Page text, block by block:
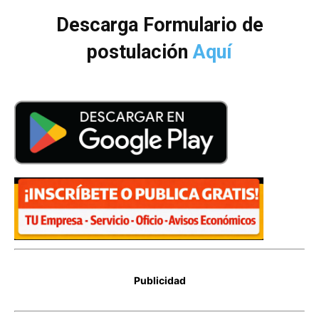
Descarga Formulario de
postulaciónAquí
Publicidad